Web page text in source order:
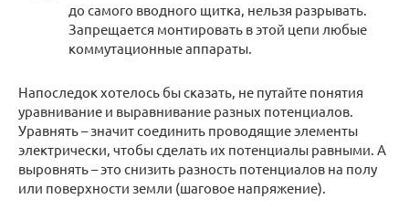
до самого вводного щитка, нельзя разрывать.
Запрещается монтировать в этой цепи любые
коммутационные аппараты.
Напоследок хотелось бы сказать, не путайте понятия
уравнивание и выравнивание разных потенциалов.
Уравнять – значит соединить проводящие элементы
электрически, чтобы сделать их потенциалы равными. А
выровнять – это снизить разность потенциалов на полу
или поверхности земли (шаговое напряжение).